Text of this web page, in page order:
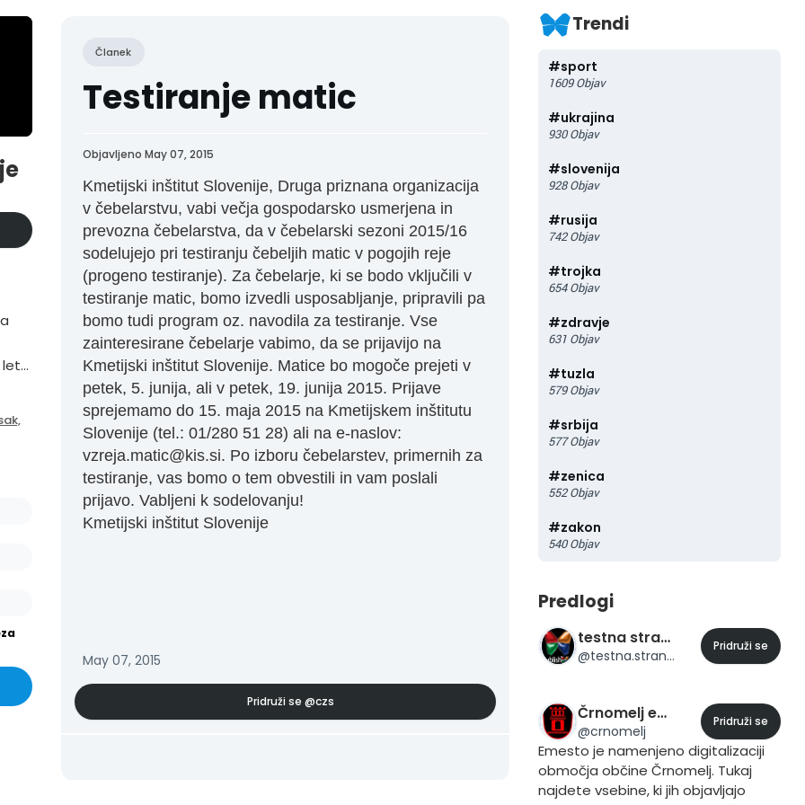
letu
Članek
Testiranje matic
Objavljeno May 07, 2015
Kmetijski inštitut Slovenije, Druga priznana organizacija
v čebelarstvu, vabi večja gospodarsko usmerjena in
prevozna čebelarstva, da v čebelarski sezoni 2015/16
sodelujejo pri testiranju čebeljih matic v pogojih reje
(progeno testiranje). Za čebelarje, ki se bodo vključili v
testiranje matic, bomo izvedli usposabljanje, pripravili pa
bomo tudi program oz. navodila za testiranje. Vse
zainteresirane čebelarje vabimo, da se prijavijo na
Kmetijski inštitut Slovenije. Matice bo mogoče prejeti v
petek, 5. junija, ali v petek, 19. junija 2015. Prijave
sprejemamo do 15. maja 2015 na Kmetijskem inštitutu
Slovenije (tel.: 01/280 51 28) ali na e-naslov:
vzreja.matic@kis.si. Po izboru čebelarstev, primernih za
testiranje, vas bomo o tem obvestili in vam poslali
prijavo. Vabljeni k sodelovanju!
Kmetijski inštitut Slovenije
May 07, 2015
Pridruži se @czs
Trendi
#sport
1609 Objav
#ukrajina
930 Objav
#slovenija
928 Objav
#rusija
742 Objav
#trojka
654 Objav
#zdravje
631 Objav
#tuzla
579 Objav
#srbija
577 Objav
#zenica
552 Objav
#zakon
540 Objav
Predlogi
testna stran 24
@testna.stran.24
Pridruži se
Črnomelj eMesto
@crnomelj
Pridruži se
Emesto je namenjeno digitalizaciji
območja občine Črnomelj. Tukaj
najdete vsebine, ki jih objavljajo